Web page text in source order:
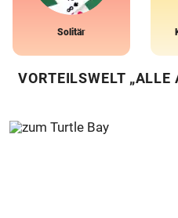
Solitär
VORTEILSWELT „ALLE